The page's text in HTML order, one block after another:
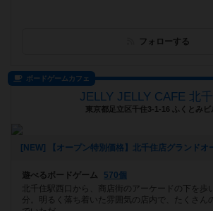
フォローする
ボードゲームカフェ
JELLY JELLY CAFE 北
東京都足立区千住3-1-16 ふくとみビ
遊べるボードゲーム
570個
北千住駅西口から、商店街のアーケードの下を歩
分。明るく落ち着いた雰囲気の店内で、たくさん